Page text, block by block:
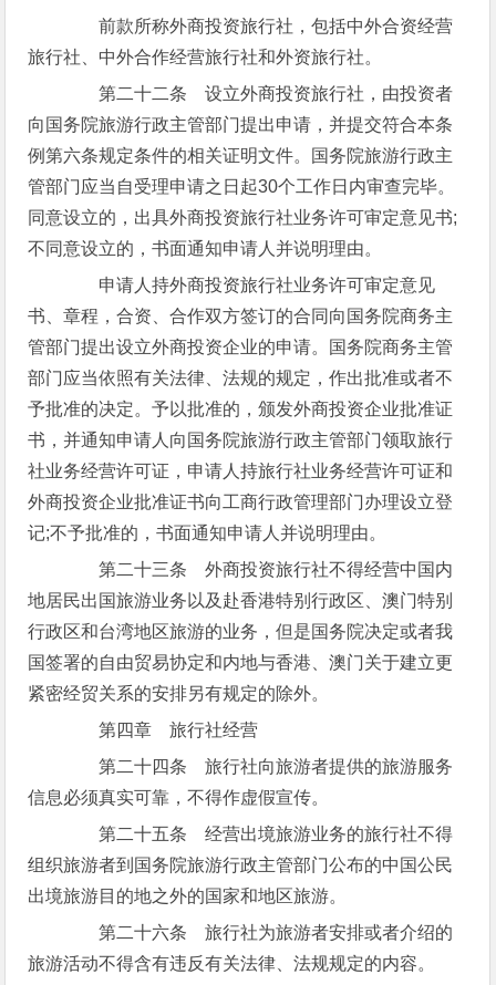
前款所称外商投资旅行社，包括中外合资经营
旅行社、中外合作经营旅行社和外资旅行社。
第二十二条 设立外商投资旅行社，由投资者
向国务院旅游行政主管部门提出申请，并提交符合本条
例第六条规定条件的相关证明文件。国务院旅游行政主
管部门应当自受理申请之日起30个工作日内审查完毕。
同意设立的，出具外商投资旅行社业务许可审定意见书;
不同意设立的，书面通知申请人并说明理由。
申请人持外商投资旅行社业务许可审定意见
书、章程，合资、合作双方签订的合同向国务院商务主
管部门提出设立外商投资企业的申请。国务院商务主管
部门应当依照有关法律、法规的规定，作出批准或者不
予批准的决定。予以批准的，颁发外商投资企业批准证
书，并通知申请人向国务院旅游行政主管部门领取旅行
社业务经营许可证，申请人持旅行社业务经营许可证和
外商投资企业批准证书向工商行政管理部门办理设立登
记;不予批准的，书面通知申请人并说明理由。
第二十三条 外商投资旅行社不得经营中国内
地居民出国旅游业务以及赴香港特别行政区、澳门特别
行政区和台湾地区旅游的业务，但是国务院决定或者我
国签署的自由贸易协定和内地与香港、澳门关于建立更
紧密经贸关系的安排另有规定的除外。
第四章 旅行社经营
第二十四条 旅行社向旅游者提供的旅游服务
信息必须真实可靠，不得作虚假宣传。
第二十五条 经营出境旅游业务的旅行社不得
组织旅游者到国务院旅游行政主管部门公布的中国公民
出境旅游目的地之外的国家和地区旅游。
第二十六条 旅行社为旅游者安排或者介绍的
旅游活动不得含有违反有关法律、法规规定的内容。